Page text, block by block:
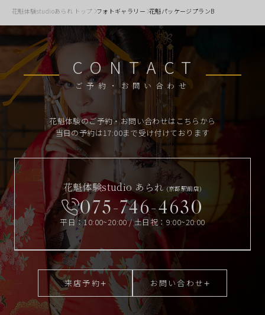
花魁体験studioあられ トップ フォトギャラリー 花魁パッケージプランB
CONTACT
ご予約・お問い合わせ
花魁体験のご予約・お問い合わせはこちらから
当日の予約は17:00まで受け付けております
花魁体験studio あられ (京都駅前店)
075-746-4630
平日：10:00~20:00 / 土日祝：9:00~20:00
来店予約 お問い合わせ